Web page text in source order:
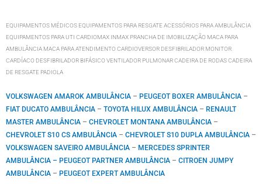
EQUIPAMENTOS MÉDICOS EQUIPAMENTOS PARA RESGATE ACESSÓRIOS PARA AMBULÂNCIA
EQUIPAMENTOS PARA UTI CARDIOMAX INMAX PRANCHA DE IMOBILIZAÇÃO MACA PARA
AMBULÂNCIA MACA PARA ATENDIMENTO CARDIOVERSOR DESFIBRILADOR MONITOR
CARDÍACO DESFIBRILADOR BIFÁSICO VENTILADOR PULMONAR CADEIRA DE RODAS CADEIRA
DE RESGATE PADIOLA
VOLKSWAGEN AMAROK AMBULÂNCIA – PEUGEOT BOXER AMBULÂNCIA –
FIAT DUCATO AMBULÂNCIA – TOYOTA HILUX AMBULÂNCIA – RENAULT
MASTER AMBULÂNCIA – CHEVROLET MONTANA AMBULÂNCIA –
CHEVROLET S10 CS AMBULÂNCIA – CHEVROLET S10 DUPLA AMBULÂNCIA –
VOLKSWAGEN SAVEIRO AMBULÂNCIA – MERCEDES SPRINTER
AMBULÂNCIA – PEUGEOT PARTNER AMBULÂNCIA – CITROEN JUMPY
AMBULÂNCIA – PEUGEOT EXPERT AMBULÂNCIA